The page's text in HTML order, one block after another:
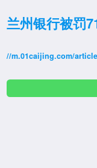
兰州银行被罚
//m.01caijing.com/